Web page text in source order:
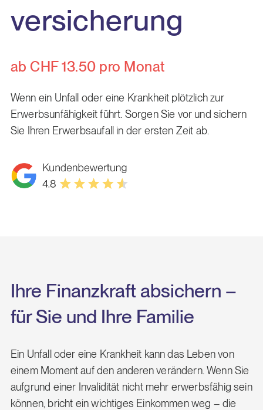
versicherung
ab CHF 13.50 pro Monat
Wenn ein Unfall oder eine Krankheit plötzlich zur
Erwerbsunfähigkeit führt. Sorgen Sie vor und sichern
Sie Ihren Erwerbsaufall in der ersten Zeit ab.
Ihre Finanzkraft absichern –
für Sie und Ihre Familie
Ein Unfall oder eine Krankheit kann das Leben von
einem Moment auf den anderen verändern. Wenn Sie
aufgrund einer Invalidität nicht mehr erwerbsfähig sein
können, bricht ein wichtiges Einkommen weg – die